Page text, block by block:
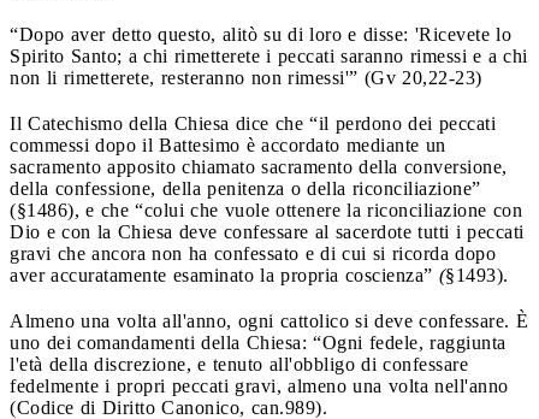
“Dopo aver detto questo, alitò su di loro e disse: 'Ricevete lo
Spirito Santo; a chi rimetterete i peccati saranno rimessi e a chi
non li rimetterete, resteranno non rimessi'” (Gv 20,22-23)
Il Catechismo della Chiesa dice che “il perdono dei peccati
commessi dopo il Battesimo è accordato mediante un
sacramento apposito chiamato sacramento della conversione,
della confessione, della penitenza o della riconciliazione”
(§1486), e che “colui che vuole ottenere la riconciliazione con
Dio e con la Chiesa deve confessare al sacerdote tutti i peccati
gravi che ancora non ha confessato e di cui si ricorda dopo
aver accuratamente esaminato la propria coscienza” (§1493).
Almeno una volta all'anno, ogni cattolico si deve confessare. È
uno dei comandamenti della Chiesa: “Ogni fedele, raggiunta
l'età della discrezione, e tenuto all'obbligo di confessare
fedelmente i propri peccati gravi, almeno una volta nell'anno
(Codice di Diritto Canonico, can.989).